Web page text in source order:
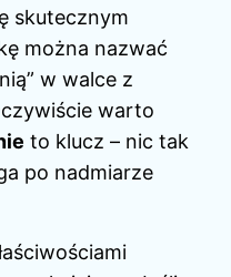
skutecznym
można nazwać
w walce z
warto
to klucz – nic tak
po nadmiarze